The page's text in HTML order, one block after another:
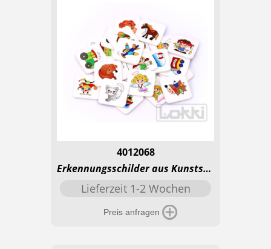
4012068
Erkennungsschilder aus Kunststoff - Beliebte Motive
Lieferzeit 1-2 Wochen
Preis anfragen